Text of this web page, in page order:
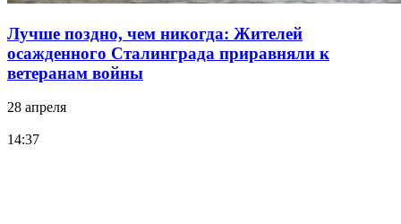
Лучше поздно, чем никогда: Жителей
осажденного Сталинграда приравняли к
ветеранам войны
28 апреля
14:37